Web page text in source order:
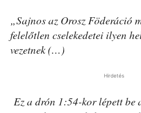
„Sajnos az Orosz Föderáció
felelőtlen cselekedetei ilyen
vezetnek (…)
Hirdetés
Ez a drón 1:54-kor lépett be